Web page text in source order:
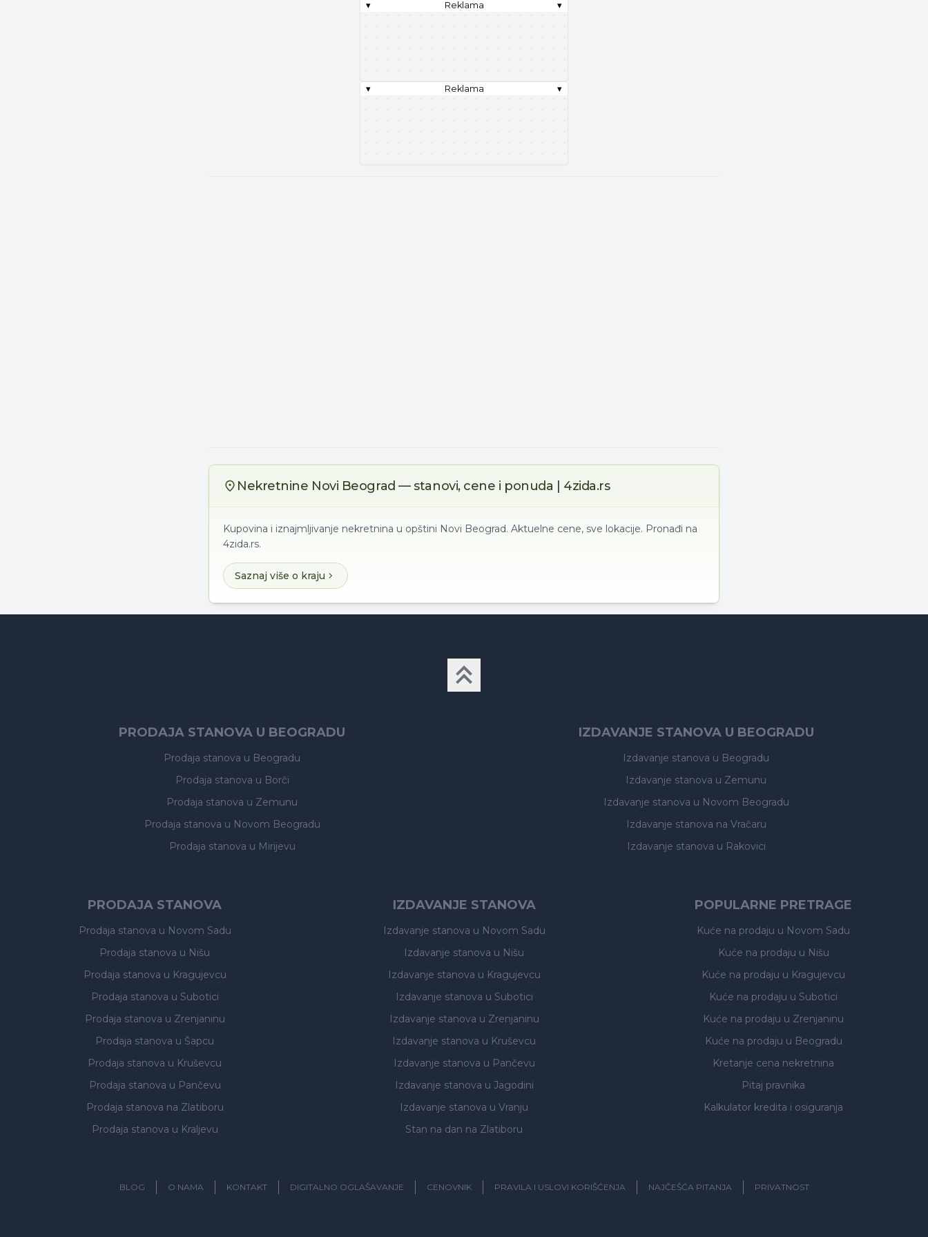
▾ Reklama ▾
▾ Reklama ▾
Nekretnine Novi Beograd — stanovi, cene i ponuda | 4zida.rs
Kupovina i iznajmljivanje nekretnina u opštini Novi Beograd. Aktuelne cene, sve lokacije. Pronađi na
4zida.rs.
Saznaj više o kraju
PRODAJA STANOVA U BEOGRADU
Prodaja stanova u Beogradu
Prodaja stanova u Borči
Prodaja stanova u Zemunu
Prodaja stanova u Novom Beogradu
Prodaja stanova u Mirijevu
IZDAVANJE STANOVA U BEOGRADU
Izdavanje stanova u Beogradu
Izdavanje stanova u Zemunu
Izdavanje stanova u Novom Beogradu
Izdavanje stanova na Vračaru
Izdavanje stanova u Rakovici
PRODAJA STANOVA
Prodaja stanova u Novom Sadu
Prodaja stanova u Nišu
Prodaja stanova u Kragujevcu
Prodaja stanova u Subotici
Prodaja stanova u Zrenjaninu
Prodaja stanova u Šapcu
Prodaja stanova u Kruševcu
Prodaja stanova u Pančevu
Prodaja stanova na Zlatiboru
Prodaja stanova u Kraljevu
IZDAVANJE STANOVA
Izdavanje stanova u Novom Sadu
Izdavanje stanova u Nišu
Izdavanje stanova u Kragujevcu
Izdavanje stanova u Subotici
Izdavanje stanova u Zrenjaninu
Izdavanje stanova u Kruševcu
Izdavanje stanova u Pančevu
Izdavanje stanova u Jagodini
Izdavanje stanova u Vranju
Stan na dan na Zlatiboru
POPULARNE PRETRAGE
Kuće na prodaju u Novom Sadu
Kuće na prodaju u Nišu
Kuće na prodaju u Kragujevcu
Kuće na prodaju u Subotici
Kuće na prodaju u Zrenjaninu
Kuće na prodaju u Beogradu
Kretanje cena nekretnina
Pitaj pravnika
Kalkulator kredita i osiguranja
BLOG O NAMA KONTAKT DIGITALNO OGLAŠAVANJE CENOVNIK PRAVILA I USLOVI KORIŠĆENJA NAJČEŠĆA PITANJA PRIVATNOST